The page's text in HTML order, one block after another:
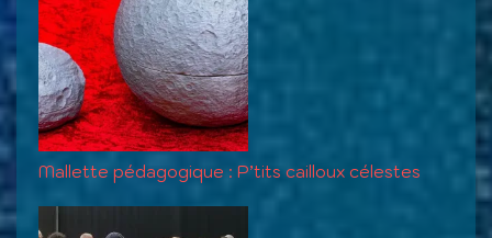
Mallette pédagogique : P’tits cailloux célestes